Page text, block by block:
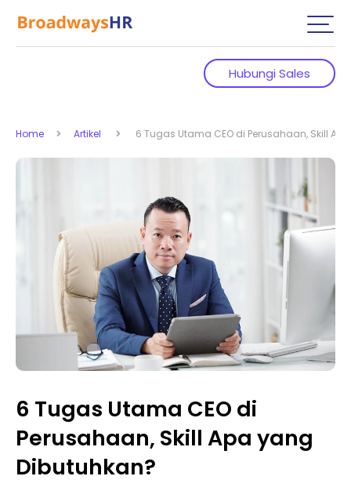
Hubungi Sales
Home Artikel 6 Tugas Utama CEO di Perusahaan, Skill
6 Tugas Utama CEO di
Perusahaan, Skill Apa yang
Dibutuhkan?